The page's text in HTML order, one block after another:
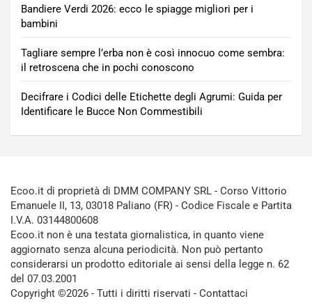
Bandiere Verdi 2026: ecco le spiagge migliori per i
bambini
Tagliare sempre l’erba non è così innocuo come sembra:
il retroscena che in pochi conoscono
Decifrare i Codici delle Etichette degli Agrumi: Guida per
Identificare le Bucce Non Commestibili
Ecoo.it di proprietà di DMM COMPANY SRL - Corso Vittorio
Emanuele II, 13, 03018 Paliano (FR) - Codice Fiscale e Partita
I.V.A. 03144800608
Ecoo.it non è una testata giornalistica, in quanto viene
aggiornato senza alcuna periodicità. Non può pertanto
considerarsi un prodotto editoriale ai sensi della legge n. 62
del 07.03.2001
Copyright ©2026 - Tutti i diritti riservati - Contattaci